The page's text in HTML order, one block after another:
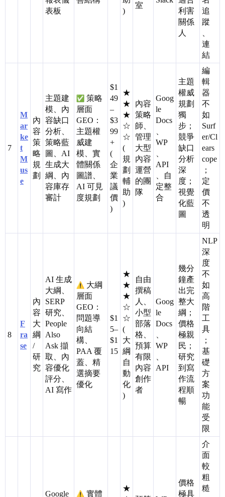
表板
)
室
利害
關係
人
追
蹤
連
結
7
M
ar
ke
t
M
us
e
內
容
策
略
規
劃
主題建
模、內
容缺口
分析、
策略藍
圖、AI
生成大
綱、內
容庫存
審計
策略
層面
GEO：
主題權
威建
模、實
體關係
圖譜、
AI 可見
度規劃
$1
49
–
$3
99
+
(
企
業
議
價
)
★
★
★
☆
☆
(
規
劃
輔
助
)
內容
策略
師、
管理
大型
內容
運營
的團
隊
Goog
le
Docs
WP
API
、自
定整
合
主題
權威
規劃
獨
步；
競爭
缺口
分析
深
度；
視覺
化藍
圖
編
輯
器
不
如
Surf
er/Cl
ears
cope
；
定
價
不
透
明
8
F
ra
se
內
容
大
綱
/
研
究
AI 生成
大綱、
SERP
研究、
People
Also
Ask 擷
取、內
容優化
評分、
AI 寫作
大綱
層面
GEO：
問題導
向結
構、
PAA 覆
蓋、精
選摘要
優化
$1
5–
$1
15
★
★
★
☆
☆
(
大
綱
自
動
化
)
自由
撰稿
人、
小型
部落
格、
預算
有限
內容
創作
者
Goog
le
Docs
WP
API
幾分
鐘產
出完
整大
綱；
價格
極親
民；
研究
到寫
作流
程順
暢
NLP
深
度
不
如
高
階
工
具
；
基
礎
方
案
功
能
受
限
Google 實體
★
價格
極具
介
面
較
粗
糙